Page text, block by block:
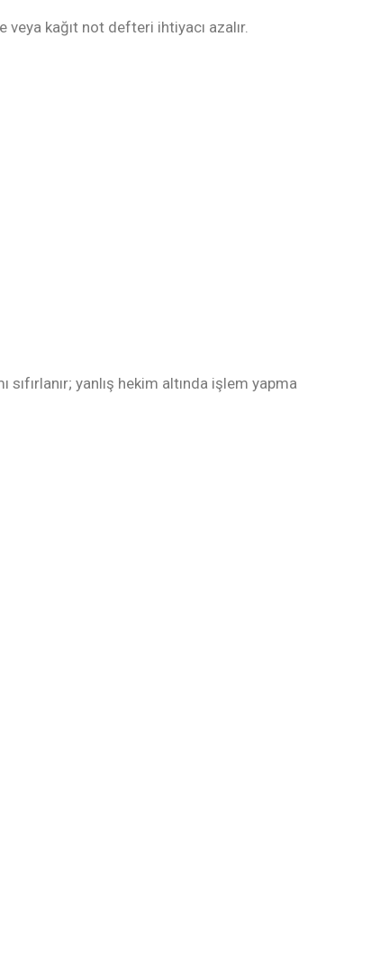
kağıt not defteri ihtiyacı azalır.
yanlış hekim altında işlem yapma